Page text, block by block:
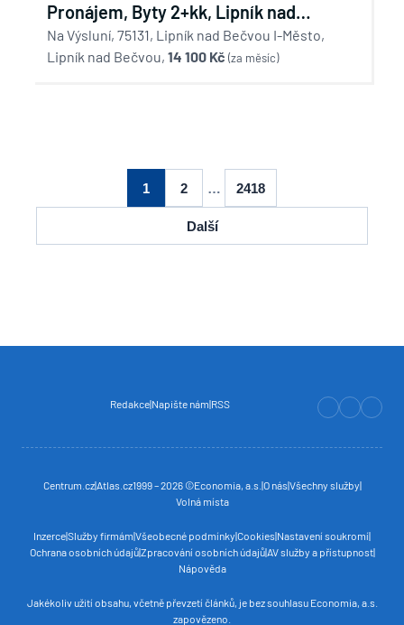
Pronájem, Byty 2+kk, Lipník nad
Bečvou - Na Výsluní
Na Výsluní, 75131, Lipník nad Bečvou I-Město,
Lipník nad Bečvou, 14 100 Kč (za měsíc)
1 2 … 2418
Další
RedakceNapište námRSS
Centrum.czAtlas.cz1999 – 2026 ©Economia, a.s. O násVšechny služby
Volná místa
InzerceSlužby firmám Všeobecné podmínky Cookies Nastavení soukromí
Ochrana osobních údajůZpracování osobních údajůAV služby a přístupnost
Nápověda
Jakékoliv užití obsahu, včetně převzetí článků, je bez souhlasu Economia, a.s.
zapovězeno.